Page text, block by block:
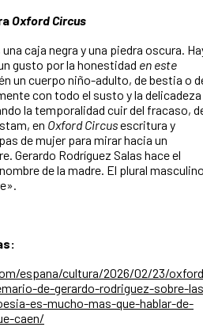
Oxford Circus
caja negra y una piedra oscura.
gusto por la honestidad en este
un cuerpo niño-adulto, de bestia o
con todo el susto y la delicadeza
la temporalidad cuir del fracaso,
en Oxford Circusescritura y
de mujer para mirar hacia un
Gerardo Rodríguez Salas hace el
de la madre. El plural
espana/cultura/2026/02/23/
de-gerardo-rodriguez-sobre-
es-mucho-mas-que-hablar-de-
caen/